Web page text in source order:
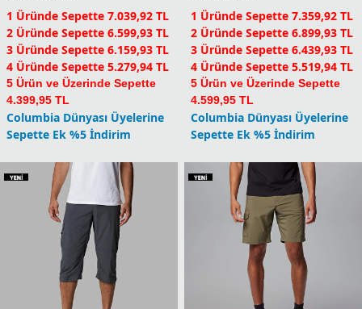
Yeni
Roc Tech Erkek Şort
8.799,90TL
2 Üründe Sepette 6.599,93 TL
3 Üründe Sepette 6.159,93 TL
4 Üründe Sepette 5.279,94 TL
5 Ürün ve Üzerinde Sepette
4.399,95 TL
Columbia Dünyası Üyelerine
Sepette Ek %5 İndirim
Yeni
Acker Rock Twill Erkek
Şort
9.199,90TL
2 Üründe Sepette 6.899,93 TL
3 Üründe Sepette 6.439,93 TL
4 Üründe Sepette 5.519,94 TL
5 Ürün ve Üzerinde Sepette
4.599,95 TL
Columbia Dünyası Üyelerine
Sepette Ek %5 İndirim